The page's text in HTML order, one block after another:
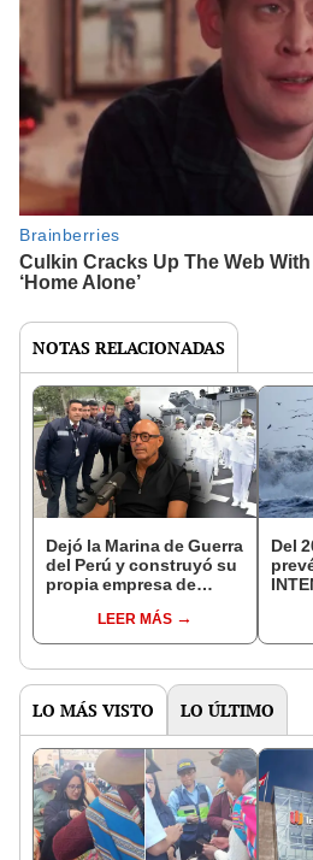
NOTAS RELACIONADAS
Dejó la Marina de Guerra
del Perú y construyó su
propia empresa de
expande por CHILE y
ECUADOR
LEER MÁS
Del
LO MÁS VISTO LO ÚLTIMO